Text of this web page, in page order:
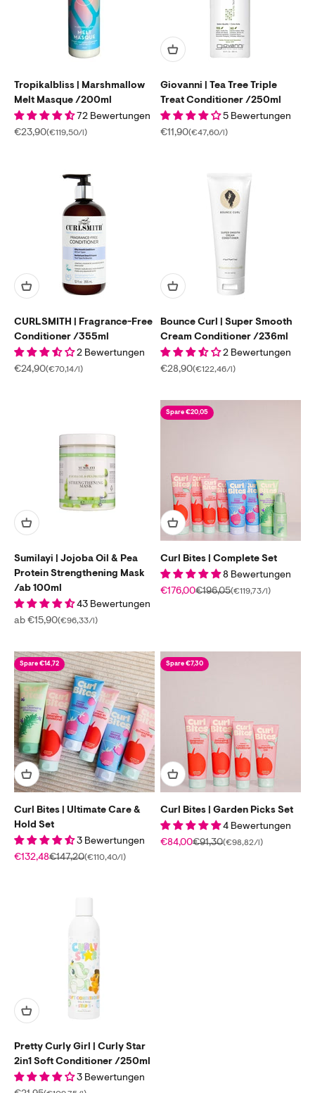
Tropikalbliss | Marshmallow
Melt Masque /200ml
72 Bewertungen
Angebot
€23,90(€119,50/l)
Giovanni | Tea Tree Triple
Treat Conditioner /250ml
5 Bewertungen
Angebot
€11,90(€47,60/l)
CURLSMITH | Fragrance-Free
Conditioner /355ml
2 Bewertungen
Angebot
€24,90(€70,14/l)
Bounce Curl | Super Smooth
Cream Conditioner /236ml
2 Bewertungen
Angebot
€28,90(€122,46/l)
Sumilayi | Jojoba Oil & Pea
Protein Strengthening Mask
/ab 100ml
43 Bewertungen
Angebot
ab €15,90(€96,33/l)
Spare €20,05
Curl Bites | Complete Set
8 Bewertungen
Angebot
€176,00Regulärer Preis
€196,05(€119,73/l)
Spare €14,72
Curl Bites | Ultimate Care &
Hold Set
3 Bewertungen
Angebot
€132,48Regulärer Preis
€147,20(€110,40/l)
Spare €7,30
Curl Bites | Garden Picks Set
4 Bewertungen
Angebot
€84,00Regulärer Preis
€91,30(€98,82/l)
Pretty Curly Girl | Curly Star
2in1 Soft Conditioner /250ml
3 Bewertungen